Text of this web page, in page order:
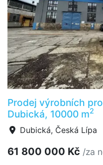
Prodej výrobních
Dubická, 10000 m2
Dubická, Česká Lípa
61 800 000 Kč /za